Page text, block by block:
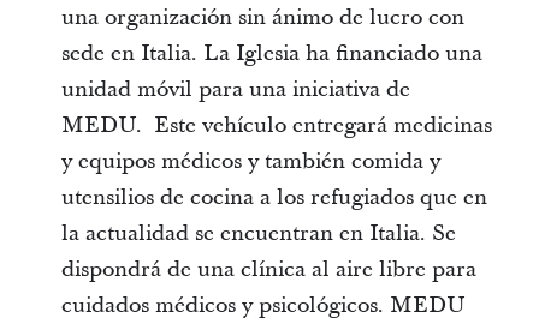
una organización sin ánimo de lucro con
sede en Italia. La Iglesia ha financiado una
unidad móvil para una iniciativa de
MEDU. Este vehículo entregará medicinas
y equipos médicos y también comida y
utensilios de cocina a los refugiados que en
la actualidad se encuentran en Italia. Se
dispondrá de una clínica al aire libre para
cuidados médicos y psicológicos. MEDU